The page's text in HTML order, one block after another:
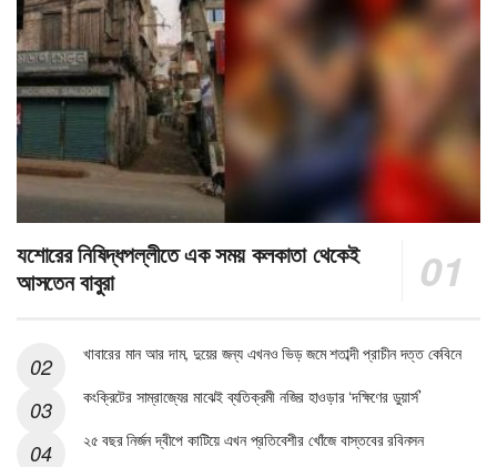
যশোরের নিষিদ্ধপল্লীতে এক সময় কলকাতা থেকেই
আসতেন বাবুরা
খাবারের মান আর দাম, দুয়ের জন্য এখনও ভিড় জমে শতাব্দী প্রাচীন দত্ত কেবিনে
কংক্রিটের সাম্রাজ্যের মাঝেই ব্যতিক্রমী নজির হাওড়ার ‘দক্ষিণের ডুয়ার্স’
২৫ বছর নির্জন দ্বীপে কাটিয়ে এখন প্রতিবেশীর খোঁজে বাস্তবের রবিনসন